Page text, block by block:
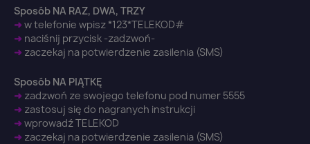
Sposób NA RAZ, DWA, TRZY
➜ w telefonie wpisz *123*TELEKOD#
➜ naciśnij przycisk -zadzwoń-
➜ zaczekaj na potwierdzenie zasilenia (SMS)
Sposób NA PIĄTKĘ
➜ zadzwoń ze swojego telefonu pod numer 5555
➜ zastosuj się do nagranych instrukcji
➜ wprowadź TELEKOD
➜ zaczekaj na potwierdzenie zasilenia (SMS)
Zaloguj się
wish list.